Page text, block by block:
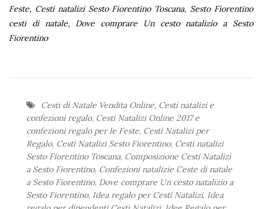
Feste, Cesti natalizi Sesto Fiorentino Toscana, Sesto Fiorentino
cesti di natale, Dove comprare Un cesto natalizio a Sesto
Fiorentino
Cesti di Natale Vendita Online, Cesti natalizi e
confezioni regalo, Cesti Natalizi Online 2017 e
confezioni regalo per le Feste, Cesti Natalizi per
Regalo, Cesti Natalizi Sesto Fiorentino, Cesti natalizi
Sesto Fiorentino Toscana, Composizione Cesti Natalizi
a Sesto Fiorentino, Confezioni natalizie Ceste di natale
a Sesto Fiorentino, Dove comprare Un cesto natalizio a
Sesto Fiorentino, Idea regalo per Cesti Natalizi, Idea